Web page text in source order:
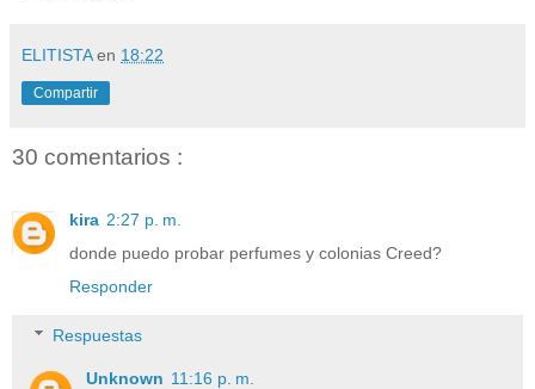
ELITISTAen 18:22
Compartir
30 comentarios :
kira 2:27 p. m.
donde puedo probar perfumes y colonias Creed?
Responder
Respuestas
Unknown 11:16 p. m.